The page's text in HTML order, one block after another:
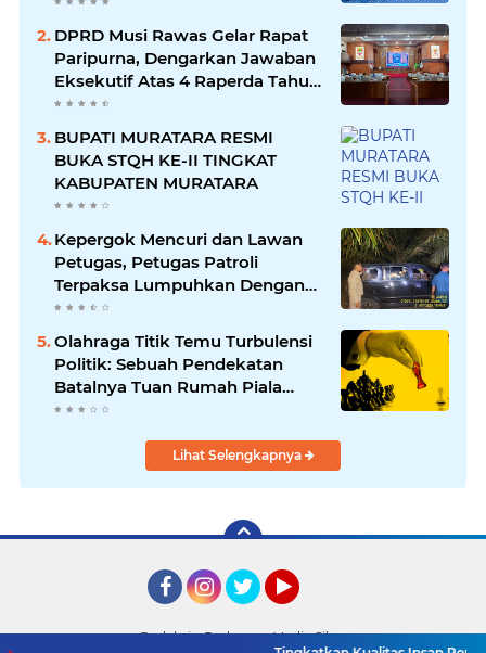
DPRD Musi Rawas Gelar Rapat
Paripurna, Dengarkan Jawaban
Eksekutif Atas 4 Raperda Tahun
2026
BUPATI MURATARA RESMI
BUKA STQH KE-II TINGKAT
KABUPATEN MURATARA
Kepergok Mencuri dan Lawan
Petugas, Petugas Patroli
Terpaksa Lumpuhkan Dengan
Peluru Karet
Olahraga Titik Temu Turbulensi
Politik: Sebuah Pendekatan
Batalnya Tuan Rumah Piala
Dunia U-20
Lihat Selengkapnya
Redaksi
Pedoman Media Siber